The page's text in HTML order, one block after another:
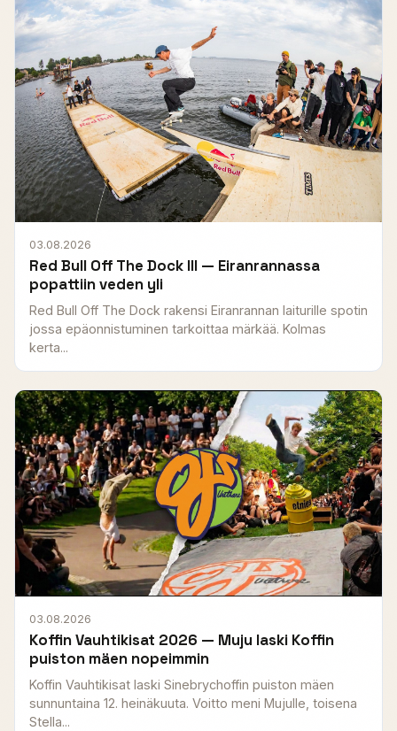
03.08.2026
Red Bull Off The Dock III — Eiranrannassa
popattiin veden yli
Red Bull Off The Dock rakensi Eiranrannan laiturille spotin
jossa epäonnistuminen tarkoittaa märkää. Kolmas
kerta...
03.08.2026
Koffin Vauhtikisat 2026 — Muju laski Koffin
puiston mäen nopeimmin
Koffin Vauhtikisat laski Sinebrychoffin puiston mäen
sunnuntaina 12. heinäkuuta. Voitto meni Mujulle, toisena
Stella...